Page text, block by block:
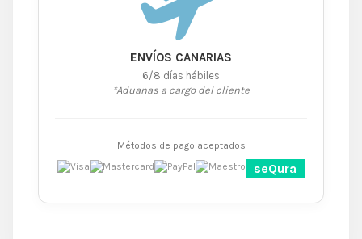
ENVÍOS CANARIAS
6/8 días hábiles
*Aduanas a cargo del cliente
Métodos de pago aceptados
seQura